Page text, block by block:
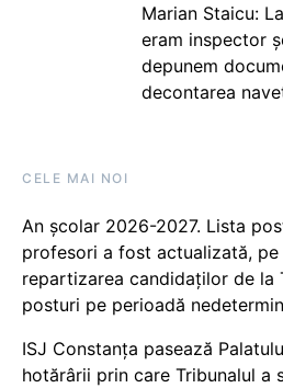
Marian Staicu:
eram inspector
depunem
decontarea
CELE MAI NOI
An școlar 2026-2027. Lista
profesori a fost actualizată,
repartizarea candidaților de la
posturi pe perioadă
ISJ Constanța pasează
hotărârii prin care Tribunalul a